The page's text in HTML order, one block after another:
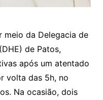
meio da Delegacia de
de Patos,
após um atentado
volta das 5h, no
Na ocasião, dois